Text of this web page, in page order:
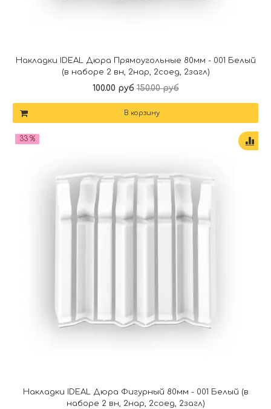
Накладки IDEAL Дюра Прямоугольные 80мм - 001 Белый
(в наборе 2 вн, 2нар, 2соед, 2загл)
100.00 руб 150.00 руб
В корзину
33 %
Накладки IDEAL Дюра Фигурный 80мм - 001 Белый (в
наборе 2 вн, 2нар, 2соед, 2загл)